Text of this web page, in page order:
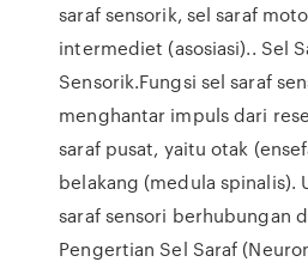
saraf sensorik, sel saraf
intermediet (asosiasi).. Sel
Sensorik.Fungsi sel saraf
menghantar impuls dari
saraf pusat, yaitu otak
belakang (medula spinalis).
saraf sensori berhubungan
Pengertian Sel Saraf